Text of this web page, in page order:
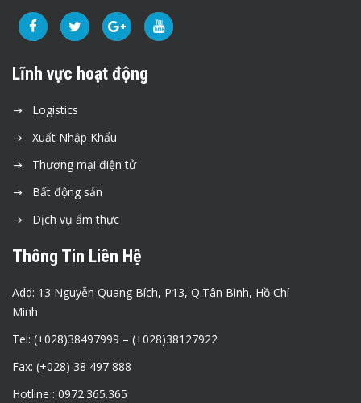
Lĩnh vực hoạt động
Logistics
Xuất Nhập Khẩu
Thương mại điện tử
Bất động sản
Dịch vụ ẩm thực
Thông Tin Liên Hệ
Add: 13 Nguyễn Quang Bích, P13, Q.Tân Bình, Hồ Chí
Minh
Tel: (+028)38497999 – (+028)38127922
Fax: (+028) 38 497 888
Hotline : 0972.365.365